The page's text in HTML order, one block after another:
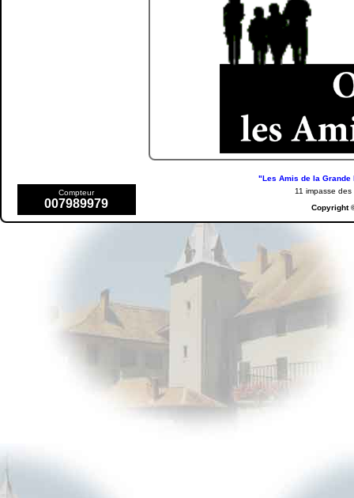
"Les Amis de la
Compteur
007989979
11 impasse des
Copyright